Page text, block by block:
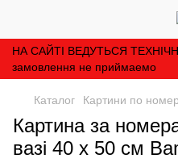
НА САЙТІ ВЕДУТЬСЯ
замовлення не приймаемо
Каталог Картини по
Картина за
вазі 40 х 50 см